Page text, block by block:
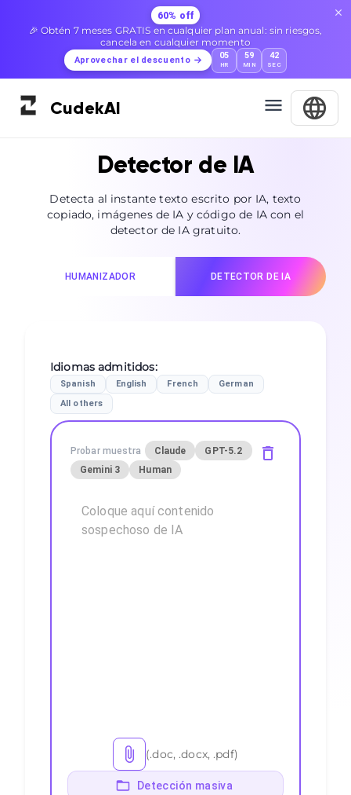
60% off
🎉 Obtén 7 meses GRATIS en cualquier plan anual: sin riesgos,
cancela en cualquier momento
Aprovechar el descuento 05
HR
59
MIN
40
SEC
CudekAI
Detector de IA
Detecta al instante texto escrito por IA, texto
copiado, imágenes de IA y código de IA con el
detector de IA gratuito.
HUMANIZADOR DETECTOR DE IA
Idiomas admitidos:
Spanish English French
German
All others
Probar muestra Claude
GPT-5.2
Gemini 3
Human
(.doc, .docx, .pdf)
Detección masiva